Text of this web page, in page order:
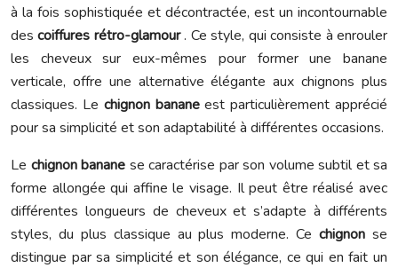
à la fois sophistiquée et décontractée, est un incontournable
descoiffures rétro-glamour. Ce style, qui consiste à enrouler
les cheveux sur eux-mêmes pour former une banane
verticale, offre une alternative élégante aux chignons plus
classiques. Le chignon bananeest particulièrement apprécié
pour sa simplicité et son adaptabilité à différentes occasions.
Le chignon banane se caractérise par son volume subtil et sa
forme allongée qui affine le visage. Il peut être réalisé avec
différentes longueurs de cheveux et s’adapte à différents
styles, du plus classique au plus moderne. Cechignonse
distingue par sa simplicité et son élégance, ce qui en fait un